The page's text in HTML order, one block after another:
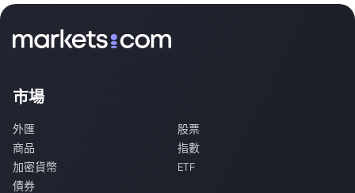
市場
外匯
股票
商品
指數
加密貨幣
ETF
債券